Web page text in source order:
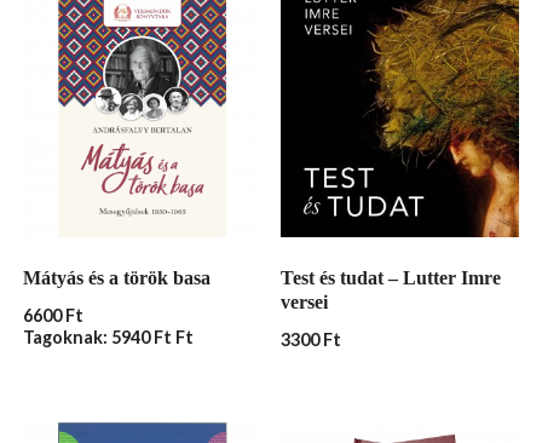
Mátyás és a török basa
6600Ft
Tagoknak: 5940 Ft Ft
Test és tudat – Lutter Imre
versei
3300Ft